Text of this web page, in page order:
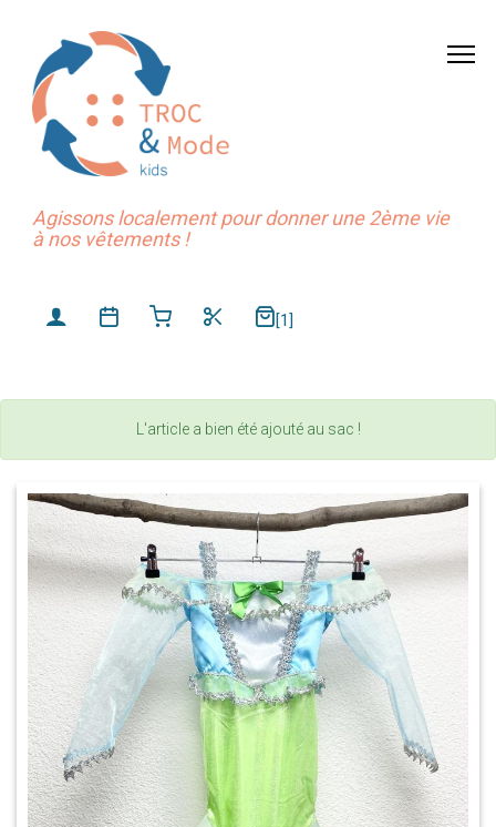
Agissons localement pour donner une 2ème vie
à nos vêtements !
[1]
L'article a bien été ajouté au sac !